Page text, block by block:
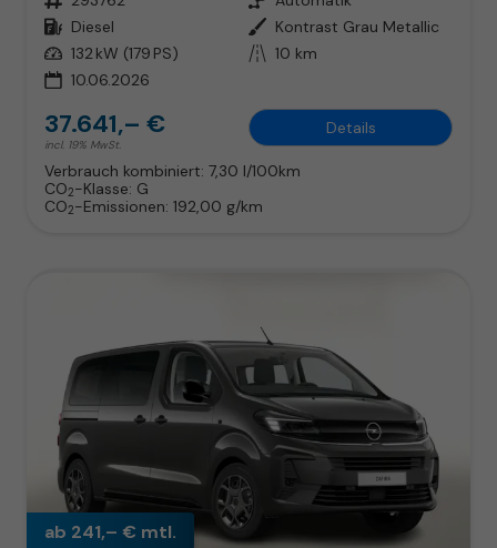
Kraftstoff Diesel Außenfarbe Kontrast Grau Metallic
Leistung 132 kW (179 PS) Kilometerstand 10 km
10.06.2026
37.641,– €
incl. 19% MwSt.
Details
Verbrauch kombiniert: 7,30 l/100km
CO2-Klasse: G
CO2-Emissionen: 192,00 g/km
ab 241,– € mtl.